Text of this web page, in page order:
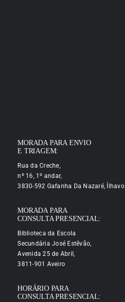
MORADA PARA ENVIO
E TRIAGEM:
Rua da Creche,
nº 16, 1º andar,
3830-592 Gafanha Da Nazaré, Ílhavo
MORADA PARA
CONSULTA PRESENCIAL:
Biblioteca da Escola
Secundária José Estêvão,
Avenida 25 de Abril,
3811-901 Aveiro
HORÁRIO PARA
CONSULTA PRESENCIAL: